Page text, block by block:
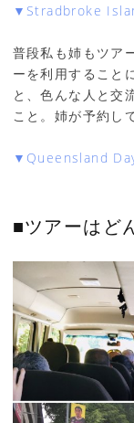
▼Stradbroke
普段私も姉もツア
ーを利用すること
と、色んな人と交
こと。姉が予約し
▼Queensland
■ツアーはど